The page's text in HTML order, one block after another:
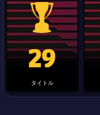
La Liga
29
タイトル